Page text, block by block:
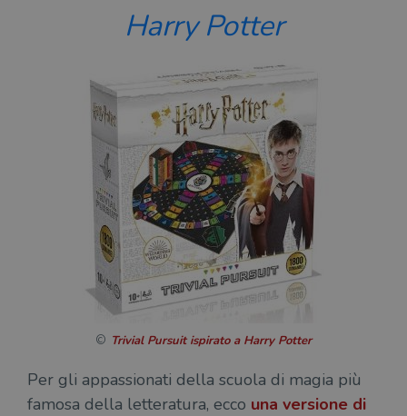
Harry Potter
Trivial Pursuit ispirato a Harry Potter
Per gli appassionati della scuola di magia più
famosa della letteratura, ecco una versione di